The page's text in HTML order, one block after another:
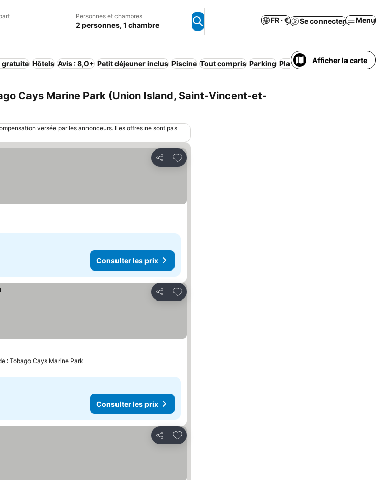
Personnes et chambres
2 personnes, 1 chambre
FR · € Se connecter Menu
gratuite Hôtels Avis : 8,0+ Petit déjeuner inclus Piscine Tout compris Parking Plage Appart’hôtel
Afficher la carte
Cays Marine Park (Union Island, Saint-Vincent-et-
versée par les annonceurs. Les offres ne sont pas
Partager
Ajouter à mes favoris
Consulter les prix
Partager
Ajouter à mes favoris
: Tobago Cays Marine Park
Consulter les prix
Partager
Ajouter à mes favoris